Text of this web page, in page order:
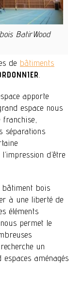
BatirWood
de bâtiments
apporte
espace nous
séparations
d’être
bâtiment bois
à une liberté de
éléments
permet le
un
aménagés